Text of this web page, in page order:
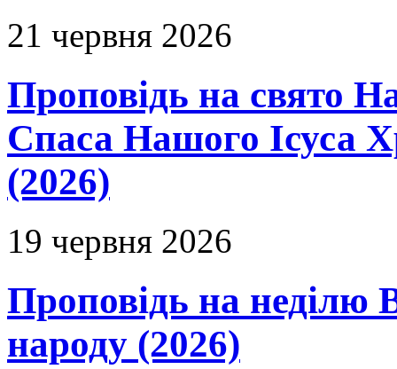
21 червня 2026
Проповідь на свято
Спаса Нашого Ісуса
(2026)
19 червня 2026
Проповідь на неділю
народу (2026)